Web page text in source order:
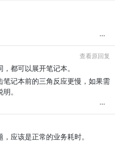
查看原回复
都可以展开笔记本。
笔记本前的三角反应更慢，如果需
。
应该是正常的业务耗时。